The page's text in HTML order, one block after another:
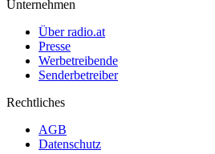
Unternehmen
Über radio.at
Presse
Werbetreibende
Senderbetreiber
Rechtliches
AGB
Datenschutz